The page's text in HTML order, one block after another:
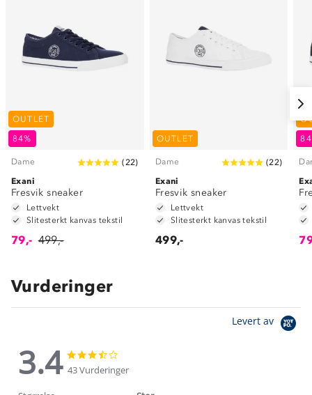
OUTLET
84%
Dame ( 22)
Exani
Fresvik sneaker
Lettvekt
Slitesterkt kanvas tekstil
79,- 499,-
OUTLET
Dame (22)
Exani
Fresvik sneaker
Lettvekt
Slitesterkt kanvas tekstil
499,-
Vurderinger
Levert av
3.4
3.4
star
rating
star
rating
43 Vurderinger